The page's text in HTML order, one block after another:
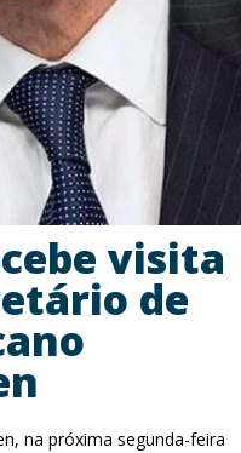
visita
de
na próxima segunda-feira